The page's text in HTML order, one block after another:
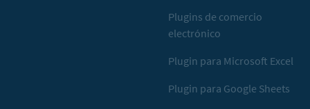
Plugins de comercio
electrónico
Plugin para Microsoft Excel
Plugin para Google Sheets